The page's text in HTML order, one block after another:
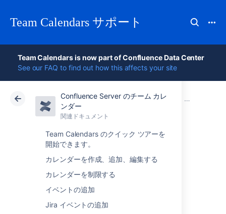
Team Calendars サポート
Team Calendars is now part of Confluence Data Center
See our FAQ to find out how this affects your site
Confluence Server のチーム カレ
ンダー
関連ドキュメント
Team Calendars のクイック ツアーを
開始できます。
カレンダーを作成、追加、編集する
カレンダーを制限する
イベントの追加
Jira イベントの追加
アトラシアン サポート Team Calendars 6.0
関連ドキュメント
Older
クラウド Data Center 6.0
Team Calendars
2.1.2 Release Notes
26 April 2012